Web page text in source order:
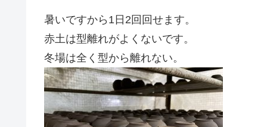
暑いですから1日2回回せます。
赤土は型離れがよくないです。
冬場は全く型から離れない。